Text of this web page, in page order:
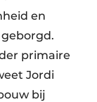
en
primaire
Jordi
bij